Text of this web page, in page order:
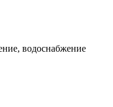
водоснабжение